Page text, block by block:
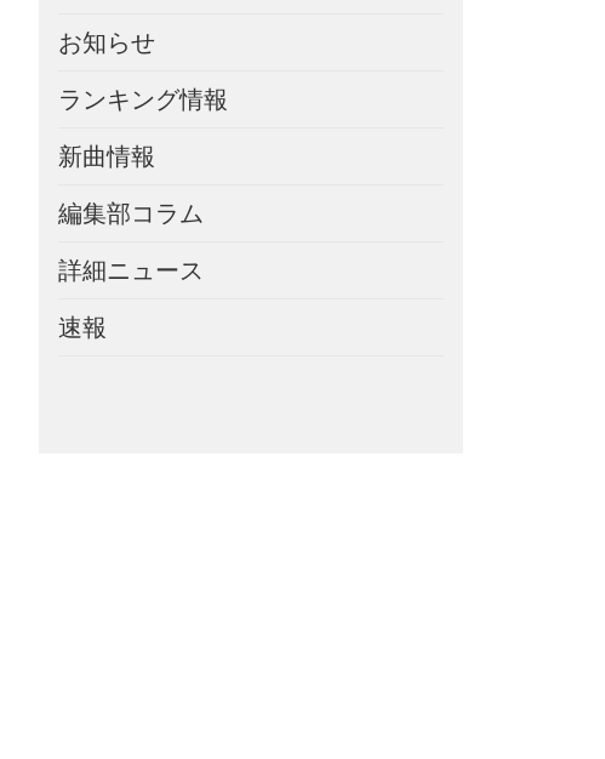
お知らせ
ランキング情報
新曲情報
編集部コラム
詳細ニュース
速報